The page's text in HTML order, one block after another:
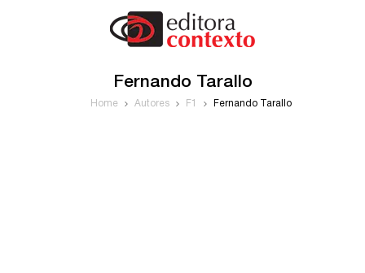
Fernando Tarallo
Home Autores F1 Fernando Tarallo